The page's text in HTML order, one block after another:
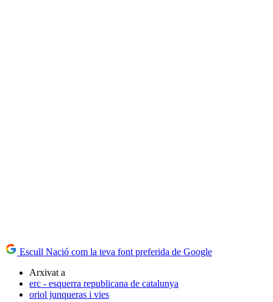
Escull Nació com la teva font preferida de Google
Arxivat a
erc - esquerra republicana de catalunya
oriol junqueras i vies